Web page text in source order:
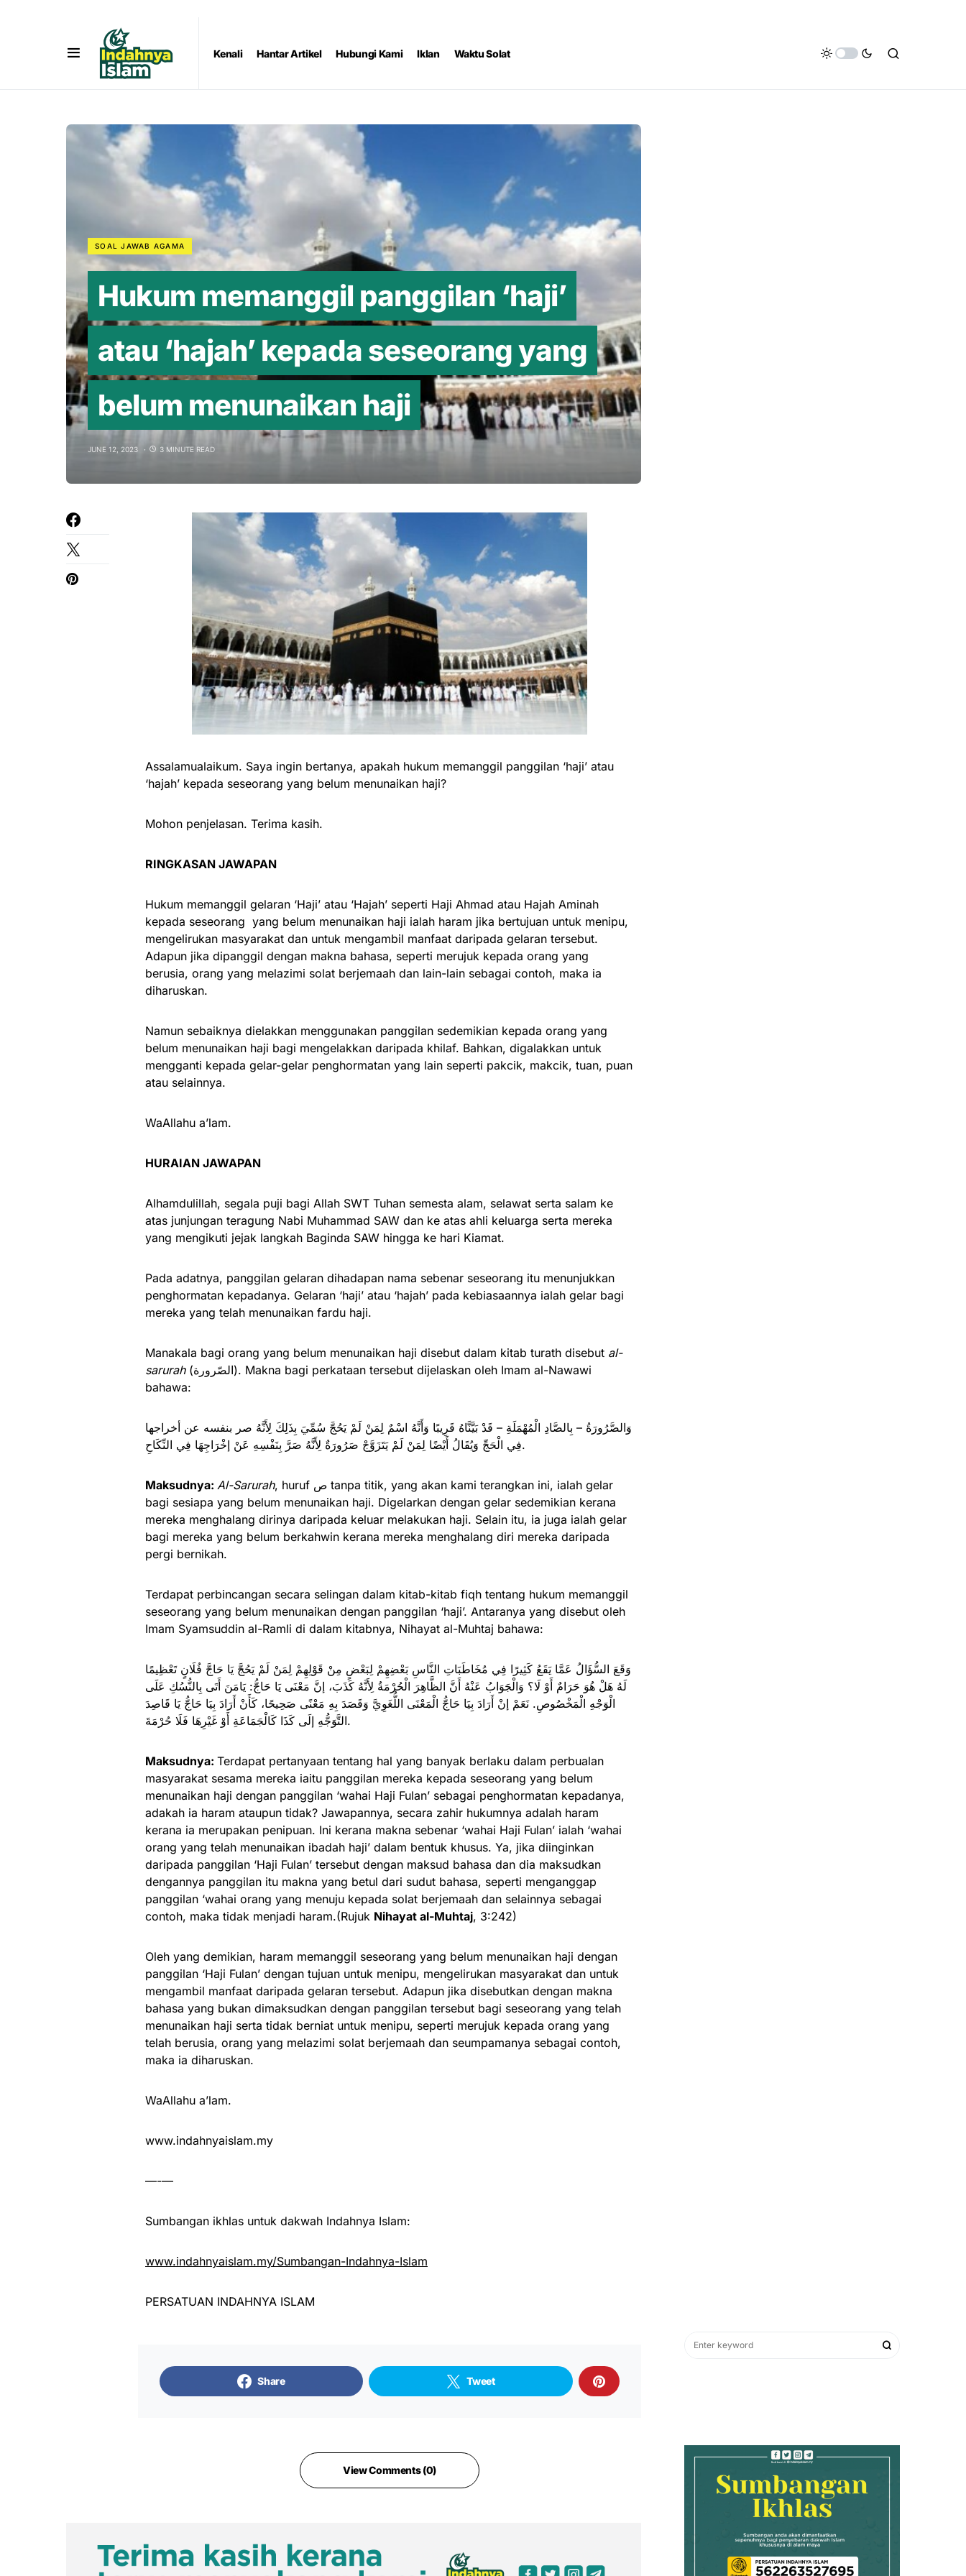
Kenali Hantar Artikel Hubungi Kami Iklan Waktu Solat
SOAL JAWAB AGAMA
Hukum memanggil panggilan ‘haji’
atau ‘hajah’ kepada seseorang yang
belum menunaikan haji
JUNE 12, 2023 3 MINUTE READ
Assalamualaikum. Saya ingin bertanya, apakah hukum memanggil panggilan ‘haji’ atau
‘hajah’ kepada seseorang yang belum menunaikan haji?
Mohon penjelasan. Terima kasih.
RINGKASAN JAWAPAN
Hukum memanggil gelaran ‘Haji’ atau ‘Hajah’ seperti Haji Ahmad atau Hajah Aminah
kepada seseorang yang belum menunaikan haji ialah haram jika bertujuan untuk menipu,
mengelirukan masyarakat dan untuk mengambil manfaat daripada gelaran tersebut.
Adapun jika dipanggil dengan makna bahasa, seperti merujuk kepada orang yang
berusia, orang yang melazimi solat berjemaah dan lain-lain sebagai contoh, maka ia
diharuskan.
Namun sebaiknya dielakkan menggunakan panggilan sedemikian kepada orang yang
belum menunaikan haji bagi mengelakkan daripada khilaf. Bahkan, digalakkan untuk
mengganti kepada gelar-gelar penghormatan yang lain seperti pakcik, makcik, tuan, puan
atau selainnya.
WaAllahu a’lam.
HURAIAN JAWAPAN
Alhamdulillah, segala puji bagi Allah SWT Tuhan semesta alam, selawat serta salam ke
atas junjungan teragung Nabi Muhammad SAW dan ke atas ahli keluarga serta mereka
yang mengikuti jejak langkah Baginda SAW hingga ke hari Kiamat.
Pada adatnya, panggilan gelaran dihadapan nama sebenar seseorang itu menunjukkan
penghormatan kepadanya. Gelaran ‘haji’ atau ‘hajah’ pada kebiasaannya ialah gelar bagi
mereka yang telah menunaikan fardu haji.
Manakala bagi orang yang belum menunaikan haji disebut dalam kitab turath disebut al-
sarurah (الصّرورة). Makna bagi perkataan tersebut dijelaskan oleh Imam al-Nawawi
bahawa:
وَالصَّرُورَةُ – بِالصَّادِ الْمُهْمَلَةِ – قَدْ بَيَّنَّاهُ قَرِيبًا وَأَنَّهُ اسْمٌ لِمَنْ لَمْ يَحُجَّ سُمِّيَ بِذَلِكَ لِأَنَّهُ صر بنفسه عن أخراجها
فِي الْحَجِّ وَيُقَالُ أَيْضًا لِمَنْ لَمْ يَتَزَوَّجْ صَرُورَةٌ لِأَنَّهُ صَرَّ بِنَفْسِهِ عَنْ إخْرَاجِهَا فِي النِّكَاحِ.
Maksudnya: Al-Sarurah, huruf ص tanpa titik, yang akan kami terangkan ini, ialah gelar
bagi sesiapa yang belum menunaikan haji. Digelarkan dengan gelar sedemikian kerana
mereka menghalang dirinya daripada keluar melakukan haji. Selain itu, ia juga ialah gelar
bagi mereka yang belum berkahwin kerana mereka menghalang diri mereka daripada
pergi bernikah.
Terdapat perbincangan secara selingan dalam kitab-kitab fiqh tentang hukum memanggil
seseorang yang belum menunaikan dengan panggilan ‘haji’. Antaranya yang disebut oleh
Imam Syamsuddin al-Ramli di dalam kitabnya, Nihayat al-Muhtaj bahawa:
وَقَعَ السُّؤَالُ عَمَّا يَقَعُ كَثِيرًا فِي مُخَاطَبَاتِ النَّاسِ بَعْضِهِمْ لِبَعْضٍ مِنْ قَوْلِهِمْ لِمَنْ لَمْ يَحُجَّ يَا حَاجَّ فُلَانٍ تَعْظِيمًا
لَهُ هَلْ هُوَ حَرَامٌ أَوْ لَا؟ وَالْجَوَابُ عَنْهُ أَنَّ الظَّاهِرَ الْحُرْمَةُ لِأَنَّهُ كَذَبَ، إنَّ مَعْنَى يَا حَاجُّ: يَامَنَ أَتَى بِالنُّسُكِ عَلَى
الْوَجْهِ الْمَخْصُوصِ. نَعَمْ إنْ أَرَادَ بِيَا حَاجُّ الْمَعْنَى اللُّغَوِيَّ وَقَصَدَ بِهِ مَعْنًى صَحِيحًا، كَأَنْ أَرَادَ بِيَا حَاجُّ يَا قَاصِدَ
التَّوَجُّهِ إلَى كَذَا كَالْجَمَاعَةِ أَوْ غَيْرِهَا فَلَا حُرْمَةَ.
Maksudnya: Terdapat pertanyaan tentang hal yang banyak berlaku dalam perbualan
masyarakat sesama mereka iaitu panggilan mereka kepada seseorang yang belum
menunaikan haji dengan panggilan ‘wahai Haji Fulan’ sebagai penghormatan kepadanya,
adakah ia haram ataupun tidak? Jawapannya, secara zahir hukumnya adalah haram
kerana ia merupakan penipuan. Ini kerana makna sebenar ‘wahai Haji Fulan’ ialah ‘wahai
orang yang telah menunaikan ibadah haji’ dalam bentuk khusus. Ya, jika diinginkan
daripada panggilan ‘Haji Fulan’ tersebut dengan maksud bahasa dan dia maksudkan
dengannya panggilan itu makna yang betul dari sudut bahasa, seperti menganggap
panggilan ‘wahai orang yang menuju kepada solat berjemaah dan selainnya sebagai
contoh, maka tidak menjadi haram.(Rujuk Nihayat al-Muhtaj, 3:242)
Oleh yang demikian, haram memanggil seseorang yang belum menunaikan haji dengan
panggilan ‘Haji Fulan’ dengan tujuan untuk menipu, mengelirukan masyarakat dan untuk
mengambil manfaat daripada gelaran tersebut. Adapun jika disebutkan dengan makna
bahasa yang bukan dimaksudkan dengan panggilan tersebut bagi seseorang yang telah
menunaikan haji serta tidak berniat untuk menipu, seperti merujuk kepada orang yang
telah berusia, orang yang melazimi solat berjemaah dan seumpamanya sebagai contoh,
maka ia diharuskan.
WaAllahu a’lam.
www.indahnyaislam.my
—-—
Sumbangan ikhlas untuk dakwah Indahnya Islam:
www.indahnyaislam.my/Sumbangan-Indahnya-Islam
PERSATUAN INDAHNYA ISLAM
Share Tweet
View Comments (0)